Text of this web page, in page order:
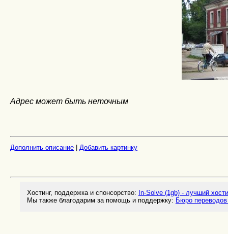
Адрес может быть неточным
Дополнить описание Добавить картинку
Хостинг, поддержка и спонсорство: In-Solve (1gb) - лучший
Мы также благодарим за помощь и поддержку: Бюро переводов